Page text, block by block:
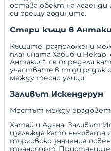
остава обект на легенди
си срещу годините.
Стари къщи в
Къщите, разположени
планината Хабиб-и
Антакия“; се определя
участвате в този рядък
между тесни улици.
Заливът Искендерун
Мостът между
Хатай иАдана; Заливът
изглежда като неговата
търговско значение
транспорт.